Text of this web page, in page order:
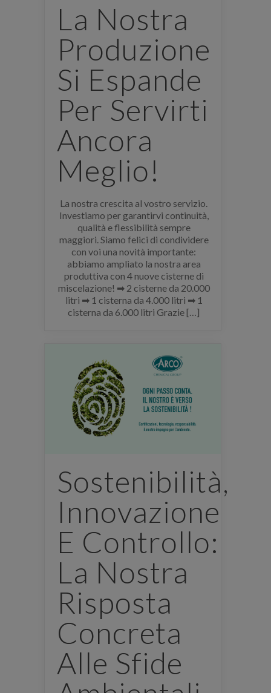
La Nostra
Produzione
Si Espande
Per Servirti
Ancora
Meglio!
La nostra crescita al vostro servizio.
Investiamo per garantirvi continuità,
qualità e flessibilità sempre
maggiori. Siamo felici di condividere
con voi una novità importante:
abbiamo ampliato la nostra area
produttiva con 4 nuove cisterne di
miscelazione! ➡ 2 cisterne da 20.000
litri ➡ 1 cisterna da 4.000 litri ➡ 1
cisterna da 6.000 litri Grazie […]
Sostenibilità,
Innovazione
E Controllo:
La Nostra
Risposta
Concreta
Alle Sfide